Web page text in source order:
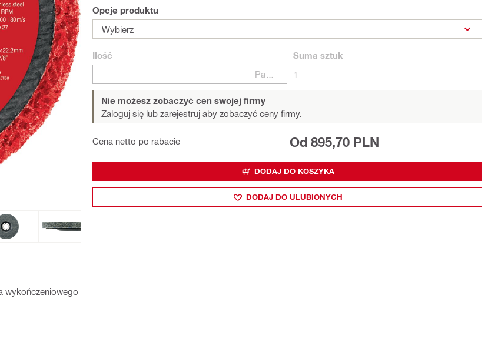
wykończeniowego
Opcje produktu
Wybierz
Ilość
Suma sztuk
1
Nie możesz zobaczyć cen swojej firmy
Zaloguj się lub zarejestruj aby zobaczyć ceny firmy.
Cena netto po rabacie Od 895,70 PLN
DODAJ DO KOSZYKA
DODAJ DO ULUBIONYCH